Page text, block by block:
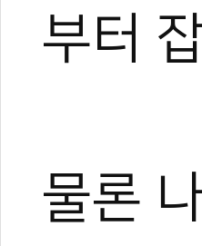
부터
물론